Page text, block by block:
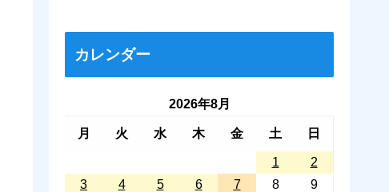
カレンダー
2026年8月
月 火 水 木 金 土 日
1
2
3
4 5 6 7 8 9